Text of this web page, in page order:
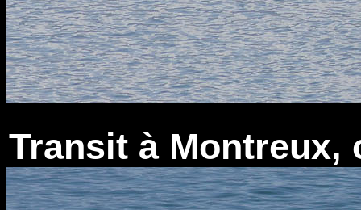
Transit à Montreux,